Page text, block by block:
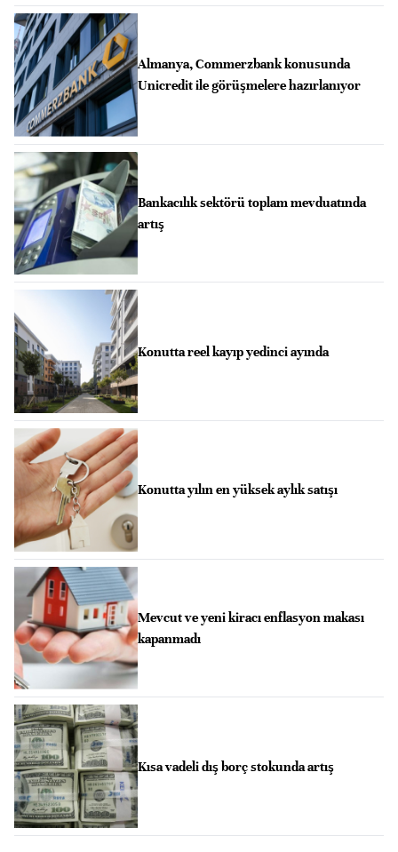
Almanya, Commerzbank konusunda
Unicredit ile görüşmelere hazırlanıyor
Bankacılık sektörü toplam mevduatında
artış
Konutta reel kayıp yedinci ayında
Konutta yılın en yüksek aylık satışı
Mevcut ve yeni kiracı enflasyon makası
kapanmadı
Kısa vadeli dış borç stokunda artış